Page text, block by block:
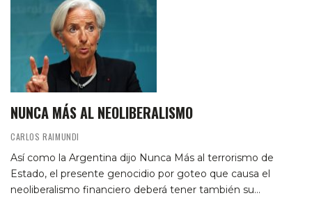
NUNCA MÁS AL NEOLIBERALISMO
CARLOS RAIMUNDI
Así como la Argentina dijo Nunca Más al terrorismo de
Estado, el presente genocidio por goteo que causa el
neoliberalismo financiero deberá tener también su…